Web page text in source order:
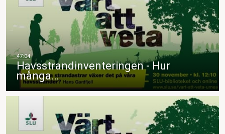
Havsstrandinventeringen - Hur
många…